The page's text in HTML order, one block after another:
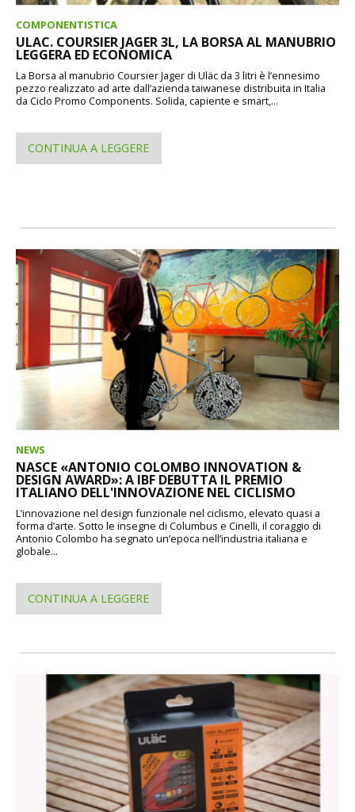
COMPONENTISTICA
ULAC. COURSIER JAGER 3L, LA BORSA AL MANUBRIO
LEGGERA ED ECONOMICA
La Borsa al manubrio Coursier Jager di Uläc da 3 litri è l’ennesimo
pezzo realizzato ad arte dall’azienda taiwanese distribuita in Italia
da Ciclo Promo Components. Solida, capiente e smart,...
CONTINUA A LEGGERE
NEWS
NASCE «ANTONIO COLOMBO INNOVATION &
DESIGN AWARD»: A IBF DEBUTTA IL PREMIO
ITALIANO DELL'INNOVAZIONE NEL CICLISMO
L’innovazione nel design funzionale nel ciclismo, elevato quasi a
forma d’arte. Sotto le insegne di Columbus e Cinelli, il coraggio di
Antonio Colombo ha segnato un’epoca nell’industria italiana e
globale...
CONTINUA A LEGGERE